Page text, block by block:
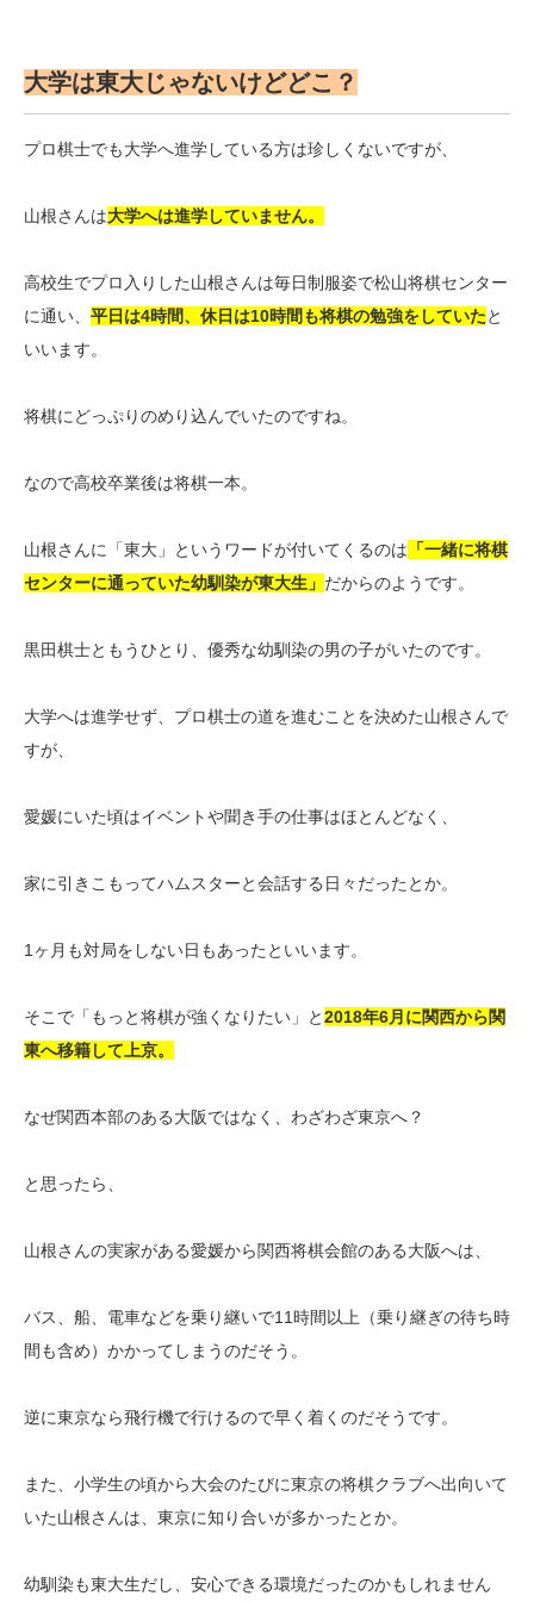
大学は東大じゃないけどどこ？
プロ棋士でも大学へ進学している方は珍しくないですが、
山根さんは大学へは進学していません。
高校生でプロ入りした山根さんは毎日制服姿で松山将棋センター
に通い、 平日は4時間、休日は10時間も将棋の勉強をしていたと
いいます。
将棋にどっぷりのめり込んでいたのですね。
なので高校卒業後は将棋一本。
山根さんに「東大」というワードが付いてくるのは 「一緒に将棋
センターに通っていた幼馴染が東大生」 だからのようです。
黒田棋士ともうひとり、優秀な幼馴染の男の子がいたのです。
大学へは進学せず、プロ棋士の道を進むことを決めた山根さんで
すが、
愛媛にいた頃はイベントや聞き手の仕事はほとんどなく、
家に引きこもってハムスターと会話する日々だったとか。
1ヶ月も対局をしない日もあったといいます。
そこで「もっと将棋が強くなりたい」と2018年6月に関西から関
東へ移籍して上京。
なぜ関西本部のある大阪ではなく、わざわざ東京へ？
と思ったら、
山根さんの実家がある愛媛から関西将棋会館のある大阪へは、
バス、船、電車などを乗り継いで11時間以上（乗り継ぎの待ち時
間も含め）かかってしまうのだそう。
逆に東京なら飛行機で行けるので早く着くのだそうです。
また、小学生の頃から大会のたびに東京の将棋クラブへ出向いて
いた山根さんは、東京に知り合いが多かったとか。
幼馴染も東大生だし、安心できる環境だったのかもしれません